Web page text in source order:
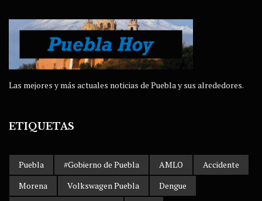
Las mejores y más actuales noticias de Puebla y sus alrededores.
ETIQUETAS
Puebla #Gobierno de Puebla AMLO
Accidente
Morena
Volkswagen Puebla
Dengue